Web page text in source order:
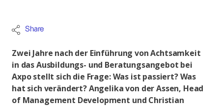
Share
Zwei Jahre nach der Einführung von Achtsamkeit
in das Ausbildungs- und Beratungsangebot bei
Axpo stellt sich die Frage: Was ist passiert? Was
hat sich verändert? Angelika von der Assen, Head
of Management Development und Christian